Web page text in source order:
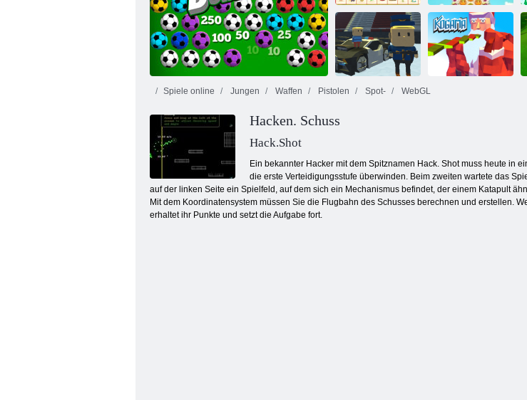
Pixelkriege Apokalypse Zombie
Bubbles: der Fußball
Mahjong
Connect:
Woodventure
Fruita Swipe 2
Spiele online Jungen Waffen Pistolen Spot- WebGL
Hacken. Schuss
Hack.Shot
Ein bekannter Hacker mit dem Spitznamen Hack. Shot muss heute in
die erste Verteidigungsstufe überwinden. Beim zweiten wartete das
auf der linken Seite ein Spielfeld, auf dem sich ein Mechanismus befindet, der einem Katapult
Mit dem Koordinatensystem müssen Sie die Flugbahn des Schusses berechnen und erstellen.
erhaltet ihr Punkte und setzt die Aufgabe fort.